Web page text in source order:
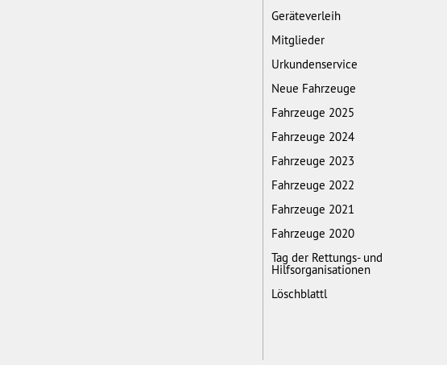
Geräteverleih
Mitglieder
Urkundenservice
Neue Fahrzeuge
Fahrzeuge 2025
Fahrzeuge 2024
Fahrzeuge 2023
Fahrzeuge 2022
Fahrzeuge 2021
Fahrzeuge 2020
Tag der Rettungs- und
Hilfsorganisationen
Löschblattl